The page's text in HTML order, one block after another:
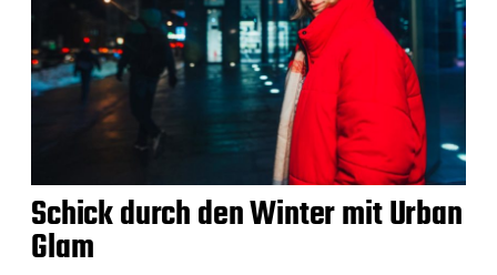
Schick durch den Winter mit Urban
Glam